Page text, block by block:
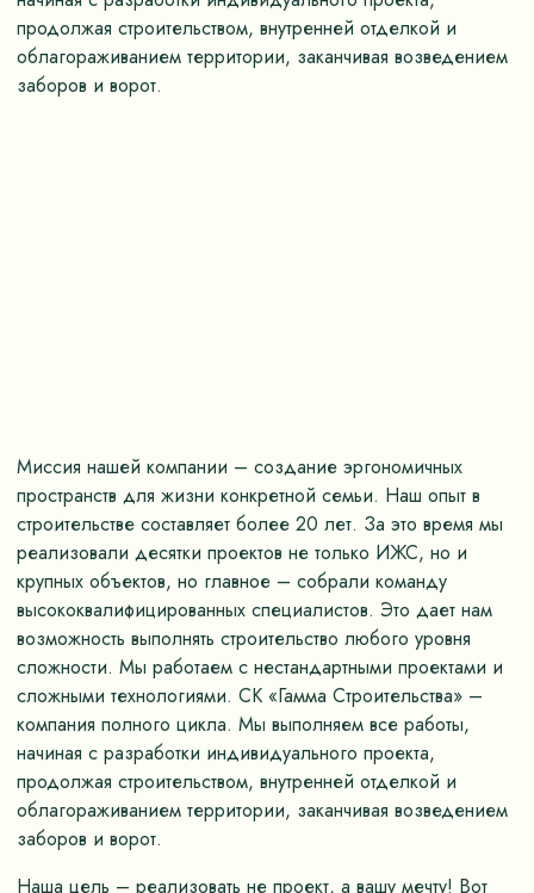
продолжая строительством, внутренней отделкой и
облагораживанием территории, заканчивая возведением
заборов и ворот.
Миссия нашей компании – создание эргономичных
пространств для жизни конкретной семьи. Наш опыт в
строительстве составляет более 20 лет. За это время мы
реализовали десятки проектов не только ИЖС, но и
крупных объектов, но главное – собрали команду
высококвалифицированных специалистов. Это дает нам
возможность выполнять строительство любого уровня
сложности. Мы работаем с нестандартными проектами и
сложными технологиями. СК «Гамма Строительства» –
компания полного цикла. Мы выполняем все работы,
начиная с разработки индивидуального проекта,
продолжая строительством, внутренней отделкой и
облагораживанием территории, заканчивая возведением
заборов и ворот.
Наша цель – реализовать не проект, а вашу мечту! Вот